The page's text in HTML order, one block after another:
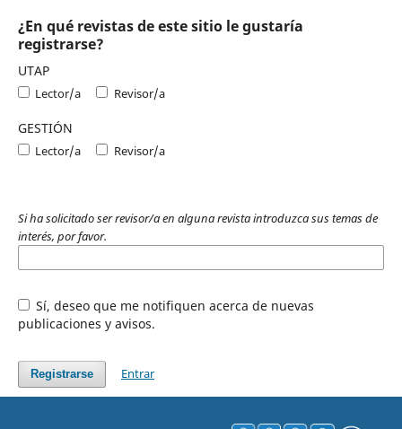
¿En qué revistas de este sitio le gustaría
registrarse?
UTAP
Lector/a Revisor/a
GESTIÓN
Lector/a Revisor/a
Si ha solicitado ser revisor/a en alguna revista introduzca sus temas de
interés, por favor.
Sí, deseo que me notifiquen acerca de nuevas
publicaciones y avisos.
Registrarse Entrar